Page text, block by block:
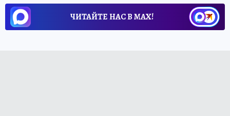
ЧИТАЙТЕ НАС В МАХ!